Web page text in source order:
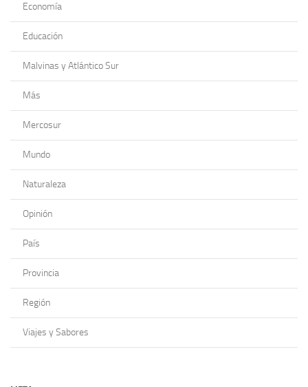
Economía
Educación
Malvinas y Atlántico Sur
Más
Mercosur
Mundo
Naturaleza
Opinión
País
Provincia
Región
Viajes y Sabores